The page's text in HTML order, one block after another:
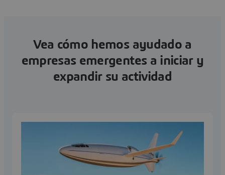
Vea cómo hemos ayudado a
empresas emergentes a iniciar y
expandir su actividad